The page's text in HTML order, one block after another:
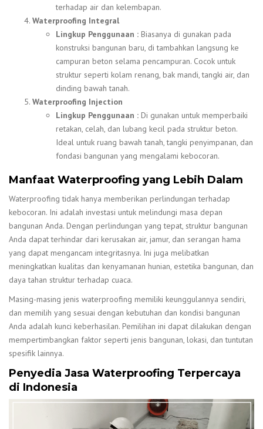
terhadap air dan kelembapan.
Waterproofing Integral
Lingkup Penggunaan : Biasanya di gunakan pada
konstruksi bangunan baru, di tambahkan langsung ke
campuran beton selama pencampuran. Cocok untuk
struktur seperti kolam renang, bak mandi, tangki air, dan
dinding bawah tanah.
Waterproofing Injection
Lingkup Penggunaan : Di gunakan untuk memperbaiki
retakan, celah, dan lubang kecil pada struktur beton.
Ideal untuk ruang bawah tanah, tangki penyimpanan, dan
fondasi bangunan yang mengalami kebocoran.
Manfaat Waterproofing yang Lebih Dalam
Waterproofing tidak hanya memberikan perlindungan terhadap
kebocoran. Ini adalah investasi untuk melindungi masa depan
bangunan Anda. Dengan perlindungan yang tepat, struktur bangunan
Anda dapat terhindar dari kerusakan air, jamur, dan serangan hama
yang dapat mengancam integritasnya. Ini juga melibatkan
meningkatkan kualitas dan kenyamanan hunian, estetika bangunan, dan
daya tahan struktur terhadap cuaca.
Masing-masing jenis waterproofing memiliki keunggulannya sendiri,
dan memilih yang sesuai dengan kebutuhan dan kondisi bangunan
Anda adalah kunci keberhasilan. Pemilihan ini dapat dilakukan dengan
mempertimbangkan faktor seperti jenis bangunan, lokasi, dan tuntutan
spesifik lainnya.
Penyedia Jasa Waterproofing Terpercaya
di Indonesia